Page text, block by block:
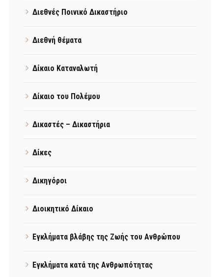
Διεθνές Ποινικό Δικαστήριο
Διεθνή θέματα
Δίκαιο Καταναλωτή
Δίκαιο του Πολέμου
Δικαστές – Δικαστήρια
Δίκες
Δικηγόροι
Διοικητικό Δίκαιο
Εγκλήματα βλάβης της Ζωής του Ανθρώπου
Εγκλήματα κατά της Ανθρωπότητας